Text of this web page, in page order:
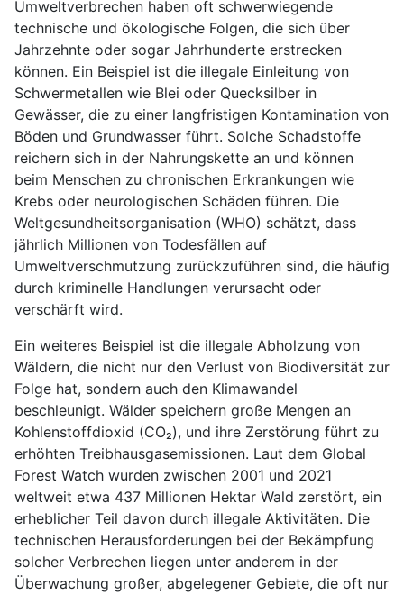
Umweltverbrechen haben oft schwerwiegende
technische und ökologische Folgen, die sich über
Jahrzehnte oder sogar Jahrhunderte erstrecken
können. Ein Beispiel ist die illegale Einleitung von
Schwermetallen wie Blei oder Quecksilber in
Gewässer, die zu einer langfristigen Kontamination von
Böden und Grundwasser führt. Solche Schadstoffe
reichern sich in der Nahrungskette an und können
beim Menschen zu chronischen Erkrankungen wie
Krebs oder neurologischen Schäden führen. Die
Weltgesundheitsorganisation (WHO) schätzt, dass
jährlich Millionen von Todesfällen auf
Umweltverschmutzung zurückzuführen sind, die häufig
durch kriminelle Handlungen verursacht oder
verschärft wird.
Ein weiteres Beispiel ist die illegale Abholzung von
Wäldern, die nicht nur den Verlust von Biodiversität zur
Folge hat, sondern auch den Klimawandel
beschleunigt. Wälder speichern große Mengen an
Kohlenstoffdioxid (CO₂), und ihre Zerstörung führt zu
erhöhten Treibhausgasemissionen. Laut dem Global
Forest Watch wurden zwischen 2001 und 2021
weltweit etwa 437 Millionen Hektar Wald zerstört, ein
erheblicher Teil davon durch illegale Aktivitäten. Die
technischen Herausforderungen bei der Bekämpfung
solcher Verbrechen liegen unter anderem in der
Überwachung großer, abgelegener Gebiete, die oft nur